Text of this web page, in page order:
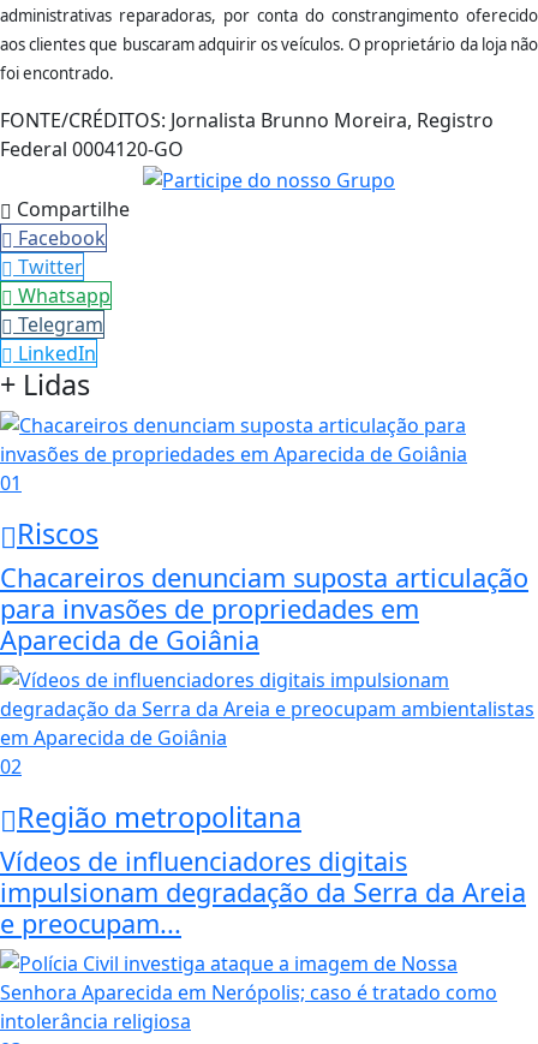
administrativas reparadoras, por conta do constrangimento oferecido
aos clientes que buscaram adquirir os veículos. O proprietário da loja não
foi encontrado.
FONTE/CRÉDITOS: Jornalista Brunno Moreira, Registro
Federal 0004120-GO
Compartilhe
Facebook
Twitter
Whatsapp
Telegram
LinkedIn
+ Lidas
01
Riscos
Chacareiros denunciam suposta articulação
para invasões de propriedades em
Aparecida de Goiânia
02
Região metropolitana
Vídeos de influenciadores digitais
impulsionam degradação da Serra da Areia
e preocupam...